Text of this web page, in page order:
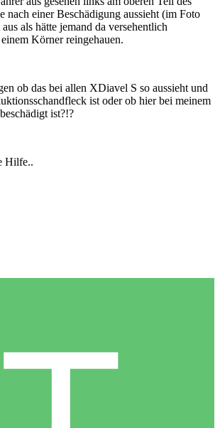
nach einer Beschädigung aussieht (im Foto
als hätte jemand da versehentlich
Körner reingehauen.
ob das bei allen XDiavel S so aussieht und
ist oder ob hier bei meinem
ist?!?
Hilfe..